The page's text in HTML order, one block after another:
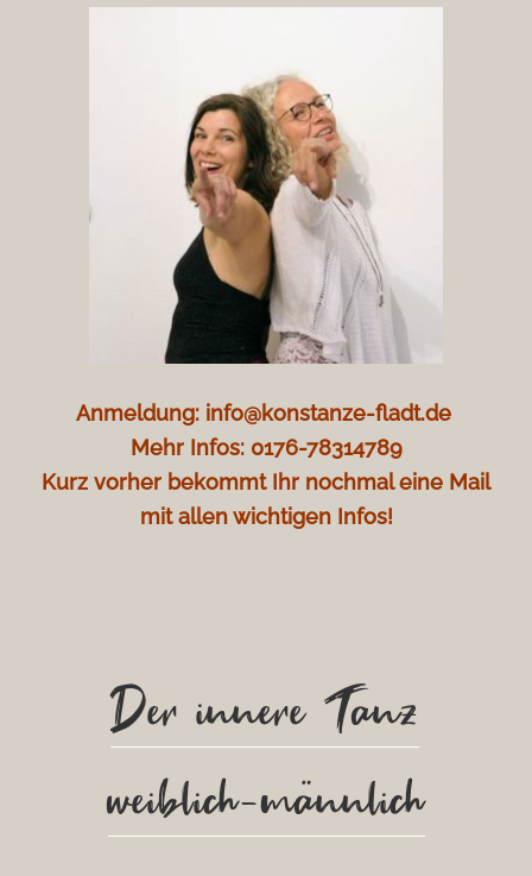
Anmeldung: info@konstanze-fladt.de
Mehr Infos: 0176-78314789
Kurz vorher bekommt Ihr nochmal eine Mail
mit allen wichtigen Infos!
Der innere Tanz
weiblich-männlich